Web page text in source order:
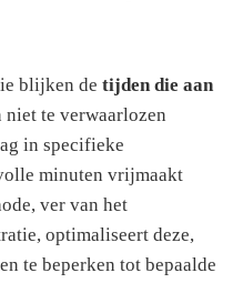
blijken de tijden die aan
niet te verwaarlozen
in specifieke
minuten vrijmaakt
ver van het
optimaliseert deze,
te beperken tot bepaalde